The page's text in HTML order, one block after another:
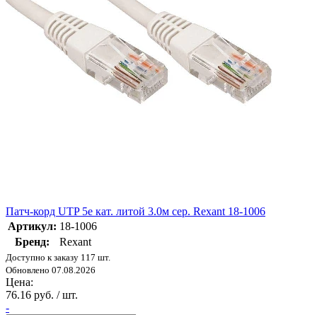
Патч-корд UTP 5e кат. литой 3.0м сер. Rexant 18-1006
Артикул: 18-1006
Бренд:
Rexant
Доступно к заказу 117 шт.
Обновлено 07.08.2026
Цена:
76.16 руб. / шт.
-